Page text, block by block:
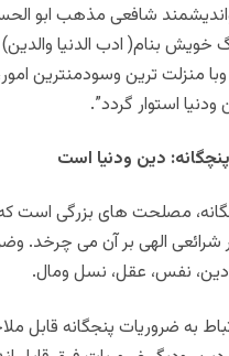
شافعی مذهب ابو
خویش بنام( ادب الدنیا
منزلت ترین وسودمنترین
استوار گردد”.
دین ودنیا است
مصلحت های بزرگی است
شرائعی الهی بر آن می چرخد.
دین، نفس، عقل، نسل ومال.
به ضروریات پنجگانه